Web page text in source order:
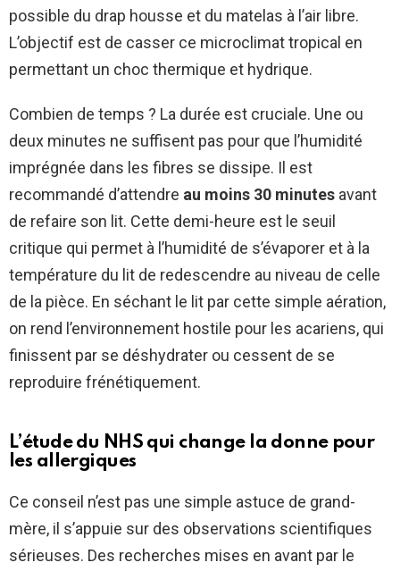
possible du drap housse et du matelas à l’air libre.
L’objectif est de casser ce microclimat tropical en
permettant un choc thermique et hydrique.
Combien de temps ? La durée est cruciale. Une ou
deux minutes ne suffisent pas pour que l’humidité
imprégnée dans les fibres se dissipe. Il est
recommandé d’attendre au moins 30 minutes avant
de refaire son lit. Cette demi-heure est le seuil
critique qui permet à l’humidité de s’évaporer et à la
température du lit de redescendre au niveau de celle
de la pièce. En séchant le lit par cette simple aération,
on rend l’environnement hostile pour les acariens, qui
finissent par se déshydrater ou cessent de se
reproduire frénétiquement.
L’étude du NHS qui change la donne pour
les allergiques
Ce conseil n’est pas une simple astuce de grand-
mère, il s’appuie sur des observations scientifiques
sérieuses. Des recherches mises en avant par le